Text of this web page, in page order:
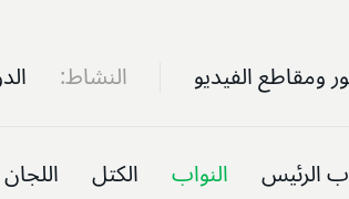
ومقاطع الفيديو النشاط
الرئيس النواب الكتل